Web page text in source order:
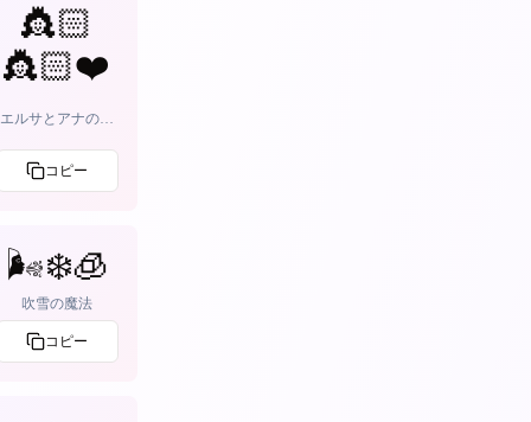
👸🏻
👸🏻❤️
エルサとアナの姉
コピー
🌬️❄️🧊
吹雪の魔法
コピー